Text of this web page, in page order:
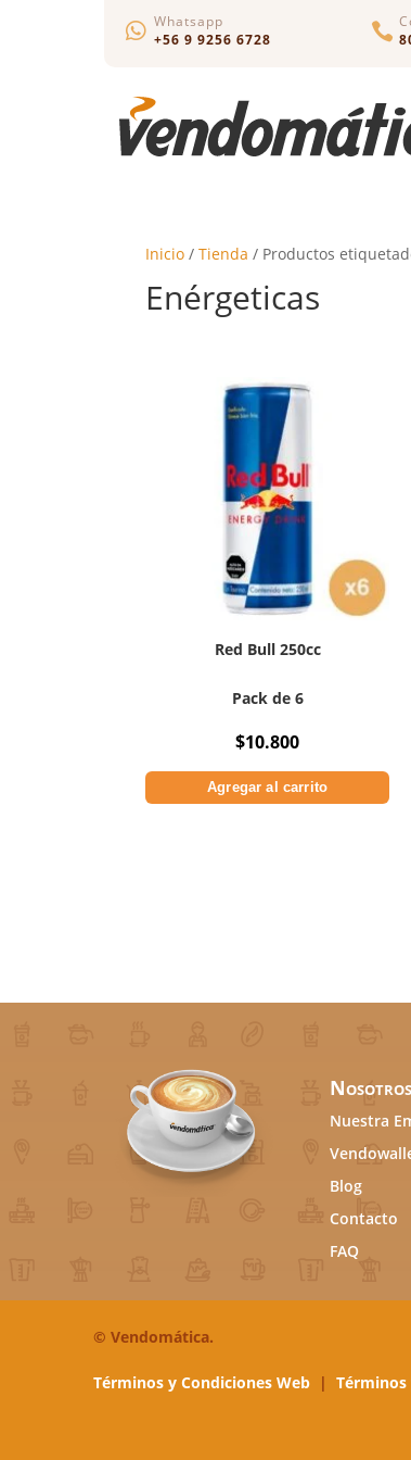
 Whatsapp
+56 9 9256 6728

Inicio /Tienda / Productos
Enérgeticas
Red Bull 250cc
Pack de 6
$10.800
Agregar al carrito
Nosotros
Nuestra
Blog
Contacto
FAQ
© Vendomática.
Términos y Condiciones Web |